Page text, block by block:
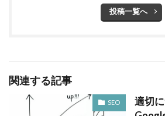
投稿一覧へ
関連する記事
SEO
適切